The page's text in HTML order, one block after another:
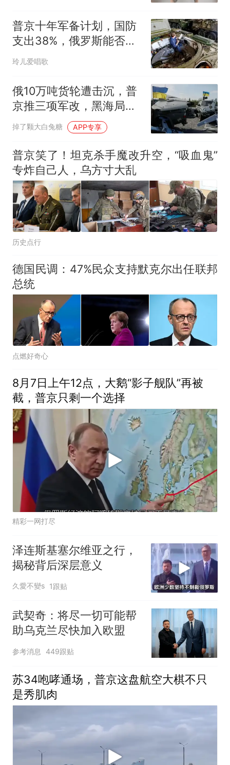
普京十年军备计划，国防
支出38%，俄罗斯能否重
回常态
玲儿爱唱歌
俄10万吨货轮遭击沉，普
京推三项军改，黑海局势
要变天？
掉了颗大白兔糖 APP专享
普京笑了！坦克杀手魔改升空，“吸血鬼”
专炸自己人，乌方寸大乱
历史点行
德国民调：47%民众支持默克尔出任联邦
总统
点燃好奇心
8月7日上午12点，大鹅“影子舰队”再被
截，普京只剩一个选择
精彩一网打尽
泽连斯基塞尔维亚之行，
揭秘背后深层意义
久愛不變s 1跟贴
武契奇：将尽一切可能帮
助乌克兰尽快加入欧盟
参考消息 449跟贴
苏34咆哮通场，普京这盘航空大棋不只
是秀肌肉